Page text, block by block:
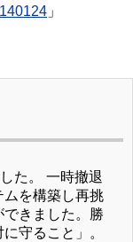
」
た。 一時撤退
ムを構築し再挑
きました。勝
守ること」。